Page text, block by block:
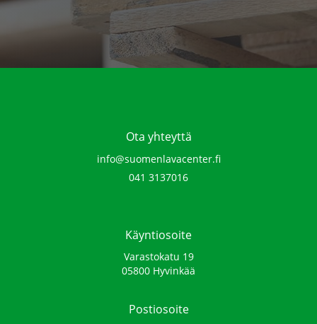
Ota yhteyttä
info@suomenlavacenter.fi
041 3137016‬
Käyntiosoite
Varastokatu 19
05800 Hyvinkää
Postiosoite